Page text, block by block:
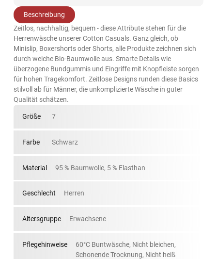
Beschreibung
Zeitlos, nachhaltig, bequem - diese Attribute stehen für die
Herrenwäsche unserer Cotton Casuals. Ganz gleich, ob
Minislip, Boxershorts oder Shorts, alle Produkte zeichnen sich
durch weiche Bio-Baumwolle aus. Smarte Details wie
überzogene Bundgummis und Eingriffe mit Knopfleiste sorgen
für hohen Tragekomfort. Zeitlose Designs runden diese Basics
stilvoll ab für Männer, die unkomplizierte Wäsche in guter
Qualität schätzen.
Größe 7
Farbe Schwarz
Material 95 % Baumwolle, 5 % Elasthan
Geschlecht Herren
Altersgruppe Erwachsene
Pflegehinweise
60°C Buntwäsche, Nicht bleichen,
Schonende Trocknung, Nicht heiß